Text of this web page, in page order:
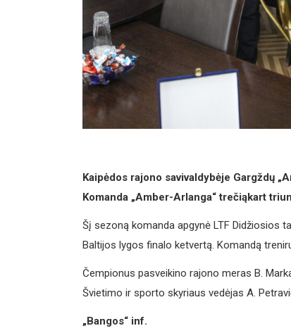
Kaipėdos rajono savivaldybėje Gargždų
Komanda „Amber-Arlanga“ trečiąkart
Šį sezoną komanda apgynė LTF Didžiosios
Baltijos lygos finalo ketvertą. Komandą
Čempionus pasveikino rajono meras B.
Švietimo ir sporto skyriaus vedėjas A.
„Bangos“ inf.